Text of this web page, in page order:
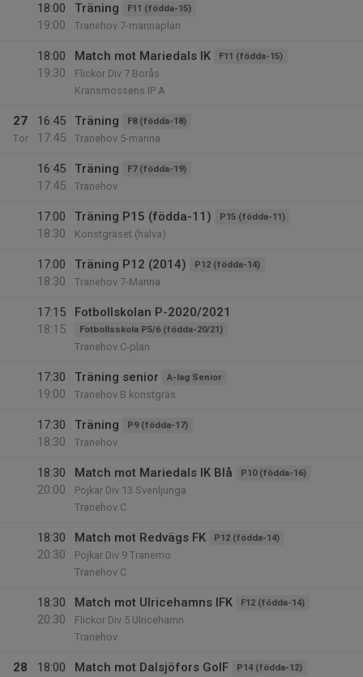
18:00
19:00
Träning F11 (födda-15)
Tranehov 7-mannaplan
18:00
19:30
Match mot Mariedals IK F11 (födda-15)
Flickor Div 7 Borås
Kransmossens IP A
27
Tor
16:45
17:45
Träning F8 (födda-18)
Tranehov 5-manna
16:45
17:45
Träning F7 (födda-19)
Tranehov
17:00
18:30
Träning P15 (födda-11) P15 (födda-11)
Konstgräset (halva)
17:00
18:30
Träning P12 (2014) P12 (födda-14)
Tranehov 7-Manna
17:15
18:15
Fotbollskolan P-2020/2021
Fotbollsskola P5/6 (födda-20/21)
Tranehov C-plan
17:30
19:00
Träning senior A-lag Senior
Tranehov B konstgräs
17:30
18:30
Träning P9 (födda-17)
Tranehov
18:30
20:00
Match mot Mariedals IK Blå P10 (födda-16)
Pojkar Div 13 Svenljunga
Tranehov C
18:30
20:30
Match mot Redvägs FK P12 (födda-14)
Pojkar Div 9 Tranemo
Tranehov C
18:30
20:30
Match mot Ulricehamns IFK F12 (födda-14)
Flickor Div 5 Ulricehamn
Tranehov
28
18:00
Match mot Dalsjöfors GoIF P14 (födda-12)